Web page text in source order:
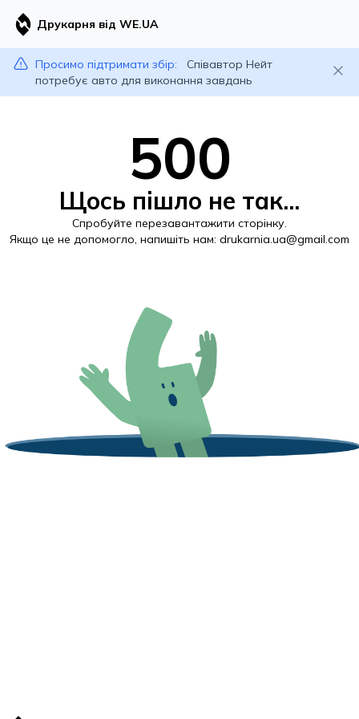
Друкарня від WE.UA
Просимо підтримати збір:
Співавтор Нейт
потребує авто для виконання завдань
500
Щось пішло не так...
Спробуйте перезавантажити сторінку.
Якщо це не допомогло, напишіть нам: drukarnia.ua@gmail.com